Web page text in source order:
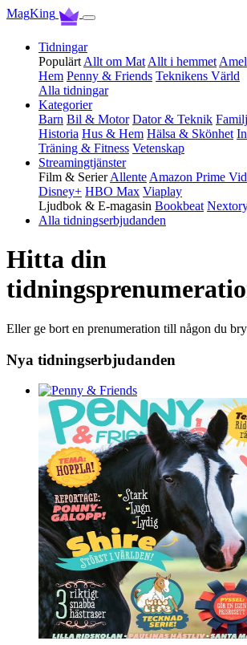
MagKing
Tidningar
Populärt Allt om Mat Allt i hemmet
Hem Penny & Friends Teknikens Värld
Alla tidningar
Kategorier
Barn Bil & Motor Dator & Teknik
Historia Hus & Hem Hälsa & Skönhet
Träning & Fitness Vetenskap
Streamingtjänster
Film & Serier Allente Amazon Prime
Disney+ HBO Max Viaplay
Ljudbok & E-magasin Bookbeat
Alla tidningserbjudanden
Hitta din
Eller ge bort en prenumeration till någon du
Nya tidningserbjudanden